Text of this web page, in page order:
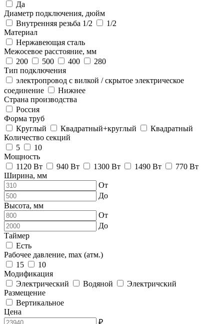
Да
Диаметр подключения, дюйм
Внутренняя резьба 1/2
1/2
Материал
Нержавеющая сталь
Межосевое расстояние, мм
200
500 400
280
Тип подключения
электропровод с вилкой / скрытое электрическое
соединение
Нижнее
Страна производства
Россия
Форма труб
Круглый
Квадратный+круглый
Квадратный
Количество секций
5
10
Мощность
1120 Вт
940 Вт 1300 Вт 1490 Вт
770 Вт
Ширина, мм
От
До
Высота, мм
От
До
Таймер
Есть
Рабочее давление, max (атм.)
15
10
Модификация
Электрический
Водяной
Электричский
Размещение
Вертикальное
Цена
₽